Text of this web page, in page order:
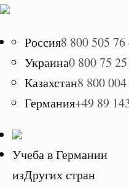
Россия8 800 505 76
Украина0 800 75
Казахстан8 800
Германия+49 89
Учеба в Германии
изДругих стран